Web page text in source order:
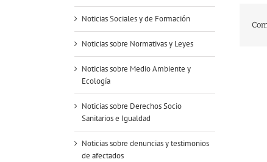
Noticias Sociales y de Formación
Noticias sobre Normativas y Leyes
Noticias sobre Medio Ambiente y
Ecología
Noticias sobre Derechos Socio
Sanitarios e Igualdad
Noticias sobre denuncias y testimonios
de afectados